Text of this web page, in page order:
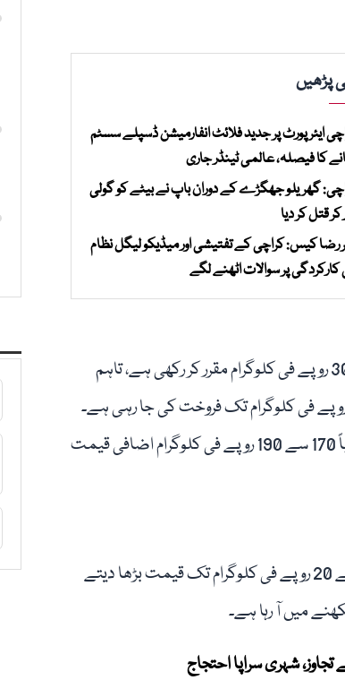
پڑھیں
ایئرپورٹ پر جدید فلائٹ انفارمیشن ڈسپلے سسٹم
کا فیصلہ، عالمی ٹینڈر جاری
گھریلو جھگڑے کے دوران باپ نے بیٹے کو گولی
کر قتل کر دیا
رضا کیس: کراچی کے تفتیشی اور میڈیکو لیگل نظام
پر سوالات اٹھنے لگے
مارکیٹ ذرائع کے مطابق حکومت نے ایل پی جی کی سرکاری قیمت 308 روپے فی کلوگرام مقرر کر رکھی ہے، تاہم
کے مختلف بازاروں اور ریٹیل دکانوں پر یہی گیس 480 سے 500 روپے فی کلوگرام تک فروخت کی جا رہی ہے۔
اس طرح بعض مقامات پر صارفین کو سرکاری نرخ کے مقابلے میں تقریباً 170 سے 190 روپے فی کلوگرام اضافی قیمت
مارکیٹ ذرائع کا کہنا ہے کہ بعض دکاندار روزانہ اپنی مرضی سے 10 سے 20 روپے فی کلوگرام تک قیمت بڑھا دیتے
میں آ رہا ہے۔